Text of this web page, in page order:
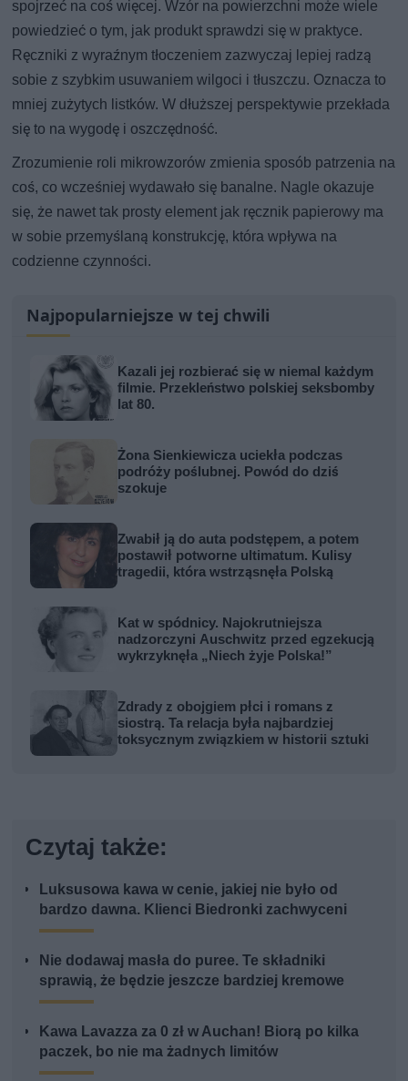
spojrzeć na coś więcej. Wzór na powierzchni może wiele
powiedzieć o tym, jak produkt sprawdzi się w praktyce.
Ręczniki z wyraźnym tłoczeniem zazwyczaj lepiej radzą
sobie z szybkim usuwaniem wilgoci i tłuszczu. Oznacza to
mniej zużytych listków. W dłuższej perspektywie przekłada
się to na wygodę i oszczędność.
Zrozumienie roli mikrowzorów zmienia sposób patrzenia na
coś, co wcześniej wydawało się banalne. Nagle okazuje
się, że nawet tak prosty element jak ręcznik papierowy ma
w sobie przemyślaną konstrukcję, która wpływa na
codzienne czynności.
Najpopularniejsze w tej chwili
Kazali jej rozbierać się w niemal każdym
filmie. Przekleństwo polskiej seksbomby
lat 80.
Żona Sienkiewicza uciekła podczas
podróży poślubnej. Powód do dziś
szokuje
Zwabił ją do auta podstępem, a potem
postawił potworne ultimatum. Kulisy
tragedii, która wstrząsnęła Polską
Kat w spódnicy. Najokrutniejsza
nadzorczyni Auschwitz przed egzekucją
wykrzyknęła „Niech żyje Polska!”
Zdrady z obojgiem płci i romans z
siostrą. Ta relacja była najbardziej
toksycznym związkiem w historii sztuki
Czytaj także:
Luksusowa kawa w cenie, jakiej nie było od
bardzo dawna. Klienci Biedronki zachwyceni
Nie dodawaj masła do puree. Te składniki
sprawią, że będzie jeszcze bardziej kremowe
Kawa Lavazza za 0 zł w Auchan! Biorą po kilka
paczek, bo nie ma żadnych limitów